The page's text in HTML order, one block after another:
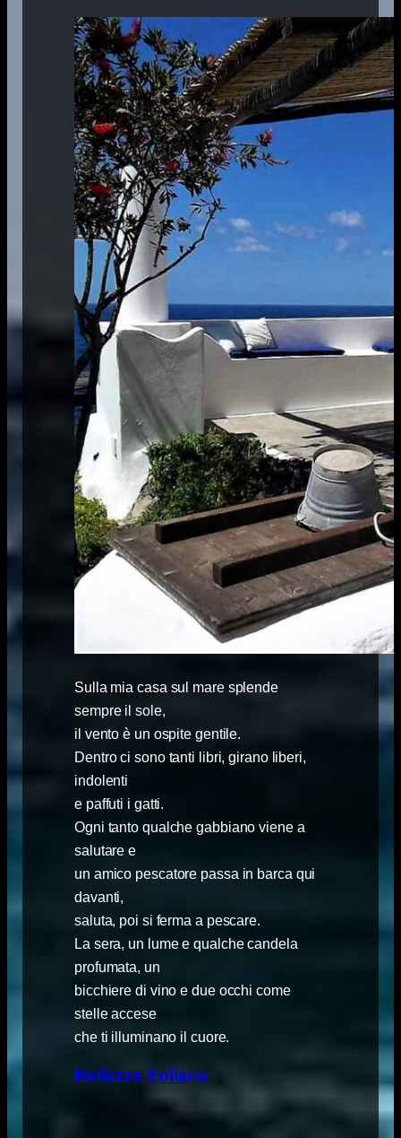
Sulla mia casa sul mare splende
sempre il sole,
il vento è un ospite gentile.
Dentro ci sono tanti libri, girano liberi,
indolenti
e paffuti i gatti.
Ogni tanto qualche gabbiano viene a
salutare e
un amico pescatore passa in barca qui
davanti,
saluta, poi si ferma a pescare.
La sera, un lume e qualche candela
profumata, un
bicchiere di vino e due occhi come
stelle accese
che ti illuminano il cuore.
Bellezze Eoliane